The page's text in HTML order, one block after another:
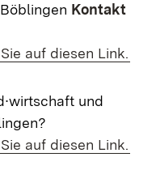
Kontakt
auf diesen Link.
und
auf diesen Link.